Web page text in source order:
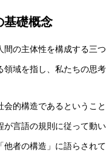
基礎概念
の主体性を構成する三
域を指し、私たちの思
的構造であるというこ
言語の規則に従って動
者の構造」に語らされ